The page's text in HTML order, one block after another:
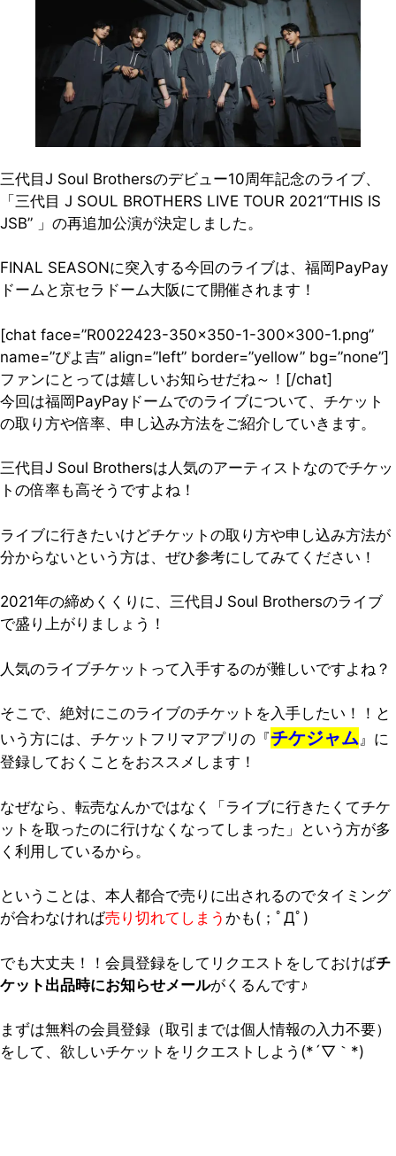
三代目J Soul Brothersのデビュー10周年記念のライブ、
「三代目 J SOUL BROTHERS LIVE TOUR 2021“THIS IS
JSB” 」の再追加公演が決定しました。
FINAL SEASONに突入する今回のライブは、福岡PayPay
ドームと京セラドーム大阪にて開催されます！
[chat face=”R0022423-350×350-1-300×300-1.png”
name=”ぴよ吉” align=”left” border=”yellow” bg=”none”]
ファンにとっては嬉しいお知らせだね～！[/chat]
今回は福岡PayPayドームでのライブについて、チケット
の取り方や倍率、申し込み方法をご紹介していきます。
三代目J Soul Brothersは人気のアーティストなのでチケッ
トの倍率も高そうですよね！
ライブに行きたいけどチケットの取り方や申し込み方法が
分からないという方は、ぜひ参考にしてみてください！
2021年の締めくくりに、三代目J Soul Brothersのライブ
で盛り上がりましょう！
人気のライブチケットって入手するのが難しいですよね？
そこで、絶対にこのライブのチケットを入手したい！！と
いう方には、チケットフリマアプリの『チケジャム』に
登録しておくことをおススメします！
なぜなら、転売なんかではなく「ライブに行きたくてチケ
ットを取ったのに行けなくなってしまった」という方が多
く利用しているから。
ということは、本人都合で売りに出されるのでタイミング
が合わなければ売り切れてしまう かも(；ﾟДﾟ)
でも大丈夫！！会員登録をしてリクエストをしておけばチ
ケット出品時にお知らせメールがくるんです♪
まずは無料の会員登録（取引までは個人情報の入力不要）
をして、欲しいチケットをリクエストしよう(*´▽｀*)